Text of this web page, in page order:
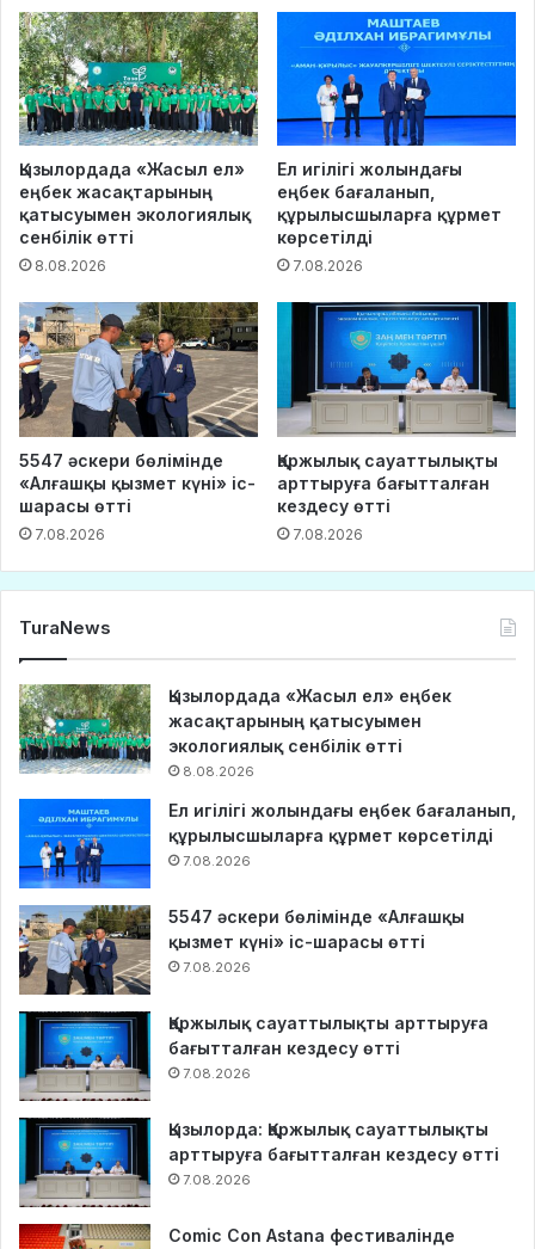
Қызылордада «Жасыл ел»
еңбек жасақтарының
қатысуымен экологиялық
сенбілік өтті
8.08.2026
Ел игілігі жолындағы
еңбек бағаланып,
құрылысшыларға құрмет
көрсетілді
7.08.2026
5547 әскери бөлімінде
«Алғашқы қызмет күні» іс-
шарасы өтті
7.08.2026
Қаржылық сауаттылықты
арттыруға бағытталған
кездесу өтті
7.08.2026
TuraNews
Қызылордада «Жасыл ел» еңбек
жасақтарының қатысуымен
экологиялық сенбілік өтті
8.08.2026
Ел игілігі жолындағы еңбек бағаланып,
құрылысшыларға құрмет көрсетілді
7.08.2026
5547 әскери бөлімінде «Алғашқы
қызмет күні» іс-шарасы өтті
7.08.2026
Қаржылық сауаттылықты арттыруға
бағытталған кездесу өтті
7.08.2026
Қызылорда: Қаржылық сауаттылықты
арттыруға бағытталған кездесу өтті
7.08.2026
Comic Con Astana фестивалінде